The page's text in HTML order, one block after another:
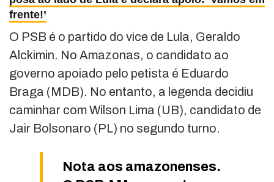
frente!’
O PSB é o partido do vice de Lula, Geraldo
Alckimin. No Amazonas, o candidato ao
governo apoiado pelo petista é Eduardo
Braga (MDB). No entanto, a legenda decidiu
caminhar com Wilson Lima (UB), candidato de
Jair Bolsonaro (PL) no segundo turno.
Nota aos amazonenses.